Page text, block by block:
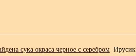
сука окраса черное с серебром Ирусик